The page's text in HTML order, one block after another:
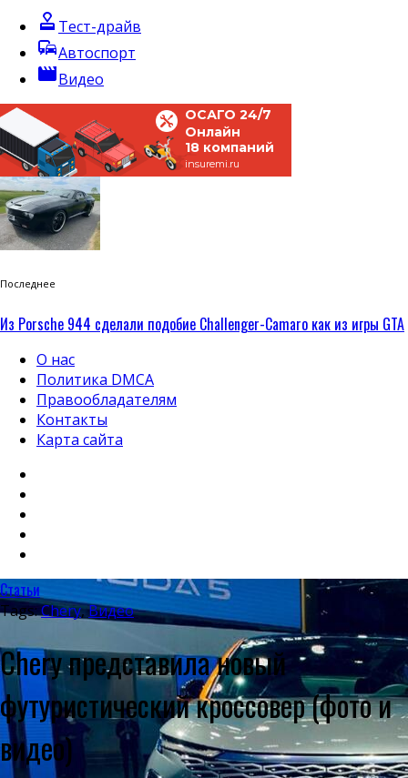
approval Тест-драйв
commuteАвтоспорт
movieВидео
ОСАГО 24/7
Онлайн
18 компаний
insuremi.ru
Последнее
Из Porsche 944 сделали подобие Challenger-Camaro как из игры GTA
О нас
Политика DMCA
Правообладателям
Контакты
Карта сайта
Статьи
Tags:Chery,Видео
Chery представила новый
футуристический кроссовер (фото и
видео)